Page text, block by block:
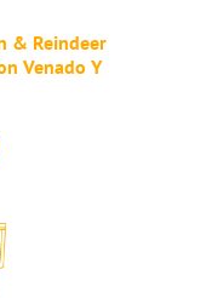
& Reindeer
Venado Y